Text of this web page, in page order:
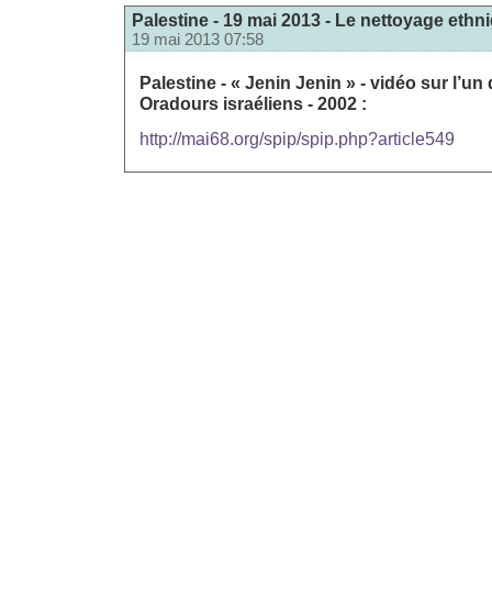
Palestine - 19 mai 2013 - Le nettoyage
19 mai 2013 07:58
Palestine - « Jenin Jenin » - vidéo sur
Oradours israéliens - 2002 :
http://mai68.org/spip/spip.php?article549